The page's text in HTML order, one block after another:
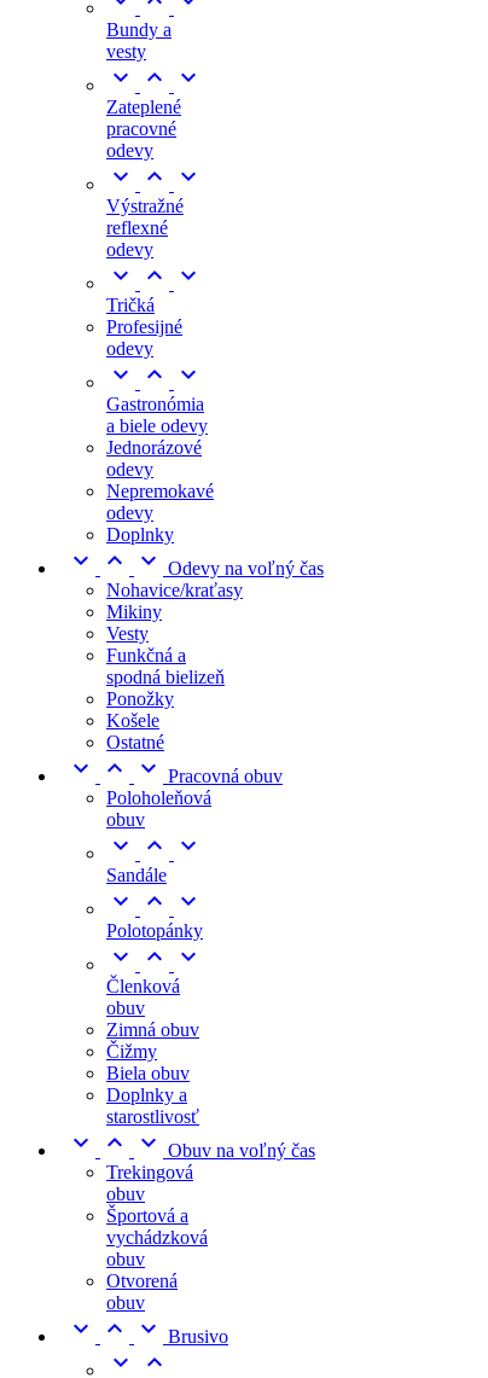
Bundy a
vesty
  
Zateplené
pracovné
odevy
  
Výstražné
reflexné
odevy
  
Tričká
Profesijné
odevy
  
Gastronómia
a biele odevy
Jednorázové
odevy
Nepremokavé
odevy
Doplnky
   Odevy na voľný čas
Nohavice/kraťasy
Mikiny
Vesty
Funkčná a
spodná bielizeň
Ponožky
Košele
Ostatné
   Pracovná obuv
Poloholeňová
obuv
  
Sandále
  
Polotopánky
  
Členková
obuv
Zimná obuv
Čižmy
Biela obuv
Doplnky a
starostlivosť
   Obuv na voľný čas
Trekingová
obuv
Športová a
vychádzková
obuv
Otvorená
obuv
   Brusivo

